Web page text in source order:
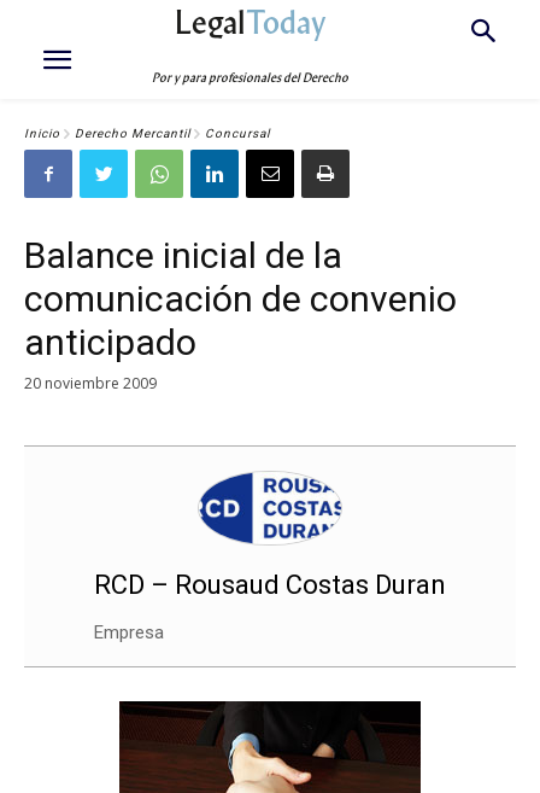
LegalToday
Por y para profesionales del Derecho
Inicio Derecho Mercantil Concursal
Balance inicial de la
comunicación de convenio
anticipado
20 noviembre 2009
RCD – Rousaud Costas Duran
Empresa